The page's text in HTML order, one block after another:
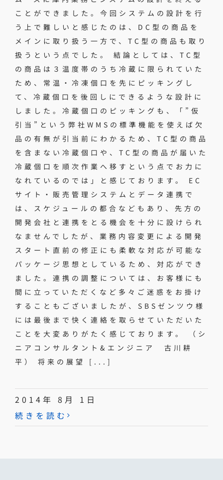
ことができました。今回システムの設計を行
う上で難しいと感じたのは、DC型の商品を
メインに取り扱う一方で、TC型の商品も取り
扱うという点でした。 結論としては、TC型
の商品は３温度帯のうち冷蔵に限られていた
ため、常温・冷凍個口を先にピッキングし
て、冷蔵個口を後回しにできるような設計に
しました。冷蔵個口のピッキングも、「”仮
引当”という弊社WMSの標準機能を使えば欠
品の有無が引当前にわかるため、TC型の商品
を含まない冷蔵個口や、TC型の商品が届いた
冷蔵個口を順次作業へ移すという点でお力に
なれているのでは」と感じております。 EC
サイト・販売管理システムとデータ連携で
は、スケジュールの都合などもあり、先方の
開発会社と連携をとる機会を十分に設けられ
なませんでしたが、業務内容変更による開発
スタート直前の修正にも柔軟な対応が可能な
パッケージ思想としているため、対応ができ
ました。連携の調整については、お客様にも
間に立っていただくなど多々ご迷惑をお掛け
することもございましたが、SBSゼンツウ様
には最後まで快く連絡を取らせていただいた
ことを大変ありがたく感じております。 （シ
ニアコンサルタント&エンジニア 古川耕
平） 将来の展望 [...]
2014年 8月 1日
続きを読む